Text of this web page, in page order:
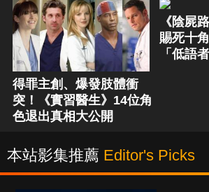
得罪主創、爆發肢體衝
突！《實習醫生》14位角
色退出真相大公開
《陰屍
賜死十
「低語
本站影集推薦 Editor's Picks